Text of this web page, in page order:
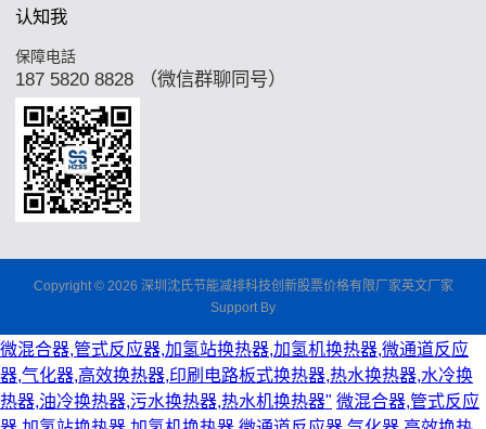
认知我
保障电話
187 5820 8828 （微信群聊同号）
Copyright © 2026 深圳沈氏节能减排科技创新股票价格有限厂家英文厂家
Support By
微混合器,管式反应器,加氢站换热器,加氢机换热器,微通道反应
器,气化器,高效换热器,印刷电路板式换热器,热水换热器,水冷换
热器,油冷换热器,污水换热器,热水机换热器" 微混合器,管式反应